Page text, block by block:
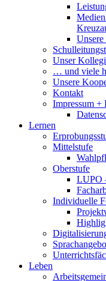
Unsere
Unser
… und viele
Unsere
Kontakt
Impressum +
Lernen
Mittelstufe
Oberstufe
LUPO
Individuelle
Leben